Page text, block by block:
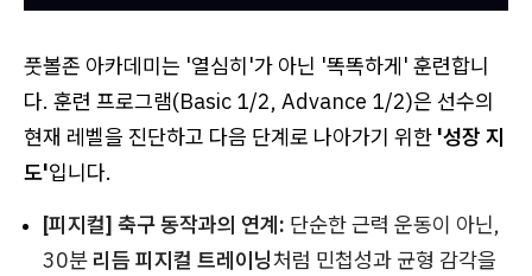
풋볼존 아카데미는 '열심히'가 아닌 '똑똑하게' 훈련합니
다. 훈련 프로그램(Basic 1/2, Advance 1/2)은 선수의
현재 레벨을 진단하고 다음 단계로 나아가기 위한 '성장 지
도'입니다.
[피지컬] 축구 동작과의 연계: 단순한 근력 운동이 아닌,
30분 리듬 피지컬 트레이닝처럼 민첩성과 균형 감각을